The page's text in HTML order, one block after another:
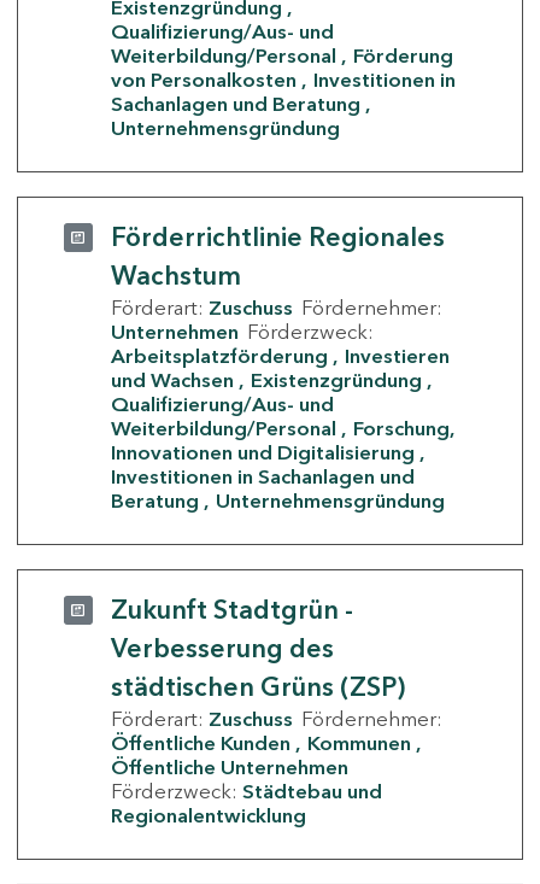
Existenzgründung
Qualifizierung/Aus- und
Weiterbildung/Personal
Förderung
von Personalkosten
Investitionen in
Sachanlagen und Beratung
Unternehmensgründung
Förderrichtlinie Regionales
Wachstum
Förderart: Zuschuss Fördernehmer:
Unternehmen Förderzweck:
Arbeitsplatzförderung
Investieren
und Wachsen
Existenzgründung
Qualifizierung/Aus- und
Weiterbildung/Personal
Forschung,
Innovationen und Digitalisierung
Investitionen in Sachanlagen und
Beratung
Unternehmensgründung
Zukunft Stadtgrün -
Verbesserung des
städtischen Grüns (ZSP)
Förderart: Zuschuss Fördernehmer:
Öffentliche Kunden
Kommunen
Öffentliche Unternehmen
Förderzweck: Städtebau und
Regionalentwicklung